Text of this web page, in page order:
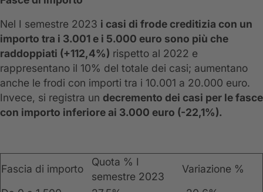
Nel I semestre 2023 i casi di frode creditizia con un
importo tra i 3.001 e i 5.000 euro sono più che
raddoppiati (+112,4%) rispetto al 2022 e
rappresentano il 10% del totale dei casi; aumentano
anche le frodi con importi tra i 10.001 a 20.000 euro.
Invece, si registra un decremento dei casi per le fasce
con importo inferiore ai 3.000 euro (-22,1%).
Fascia di importo
Quota % I
semestre 2023
Variazione %